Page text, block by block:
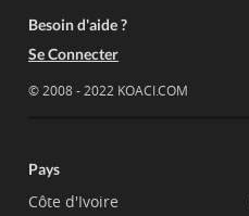
Besoin d'aide ?
Se Connecter
© 2008 - 2022 KOACI.COM
Pays
Côte d'Ivoire